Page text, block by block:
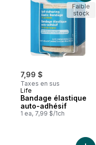
7,99 $
Taxes en sus
Life
Bandage élastique
auto-adhésif
1 ea, 7,99 $/1ch
Faible
stock